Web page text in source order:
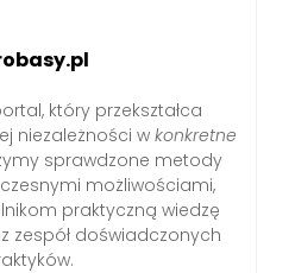
który przekształca
niezależności w konkretne
sprawdzone metody
możliwościami,
praktyczną wiedzę
zespół doświadczonych